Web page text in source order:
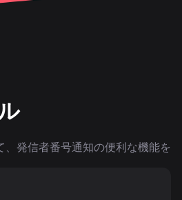
発信者番号通知の便利な機能を